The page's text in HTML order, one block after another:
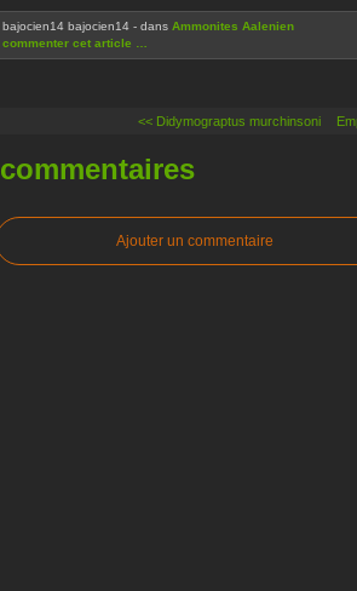
bajocien14 bajocien14 - dans Ammonites Aalenien
commenter cet article
<< Didymograptus murchinsoni
commentaires
Ajouter un commentaire